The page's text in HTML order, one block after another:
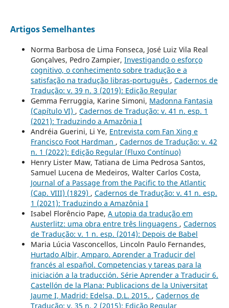
Artigos Semelhantes
Norma Barbosa de Lima Fonseca, José Luiz Vila Real
Gonçalves, Pedro Zampier, Investigando o esforço
cognitivo, o conhecimento sobre tradução e a
satisfação na tradução libras-português , Cadernos de
Tradução: v. 39 n. 3 (2019): Edição Regular
Gemma Ferruggia, Karine Simoni, Madonna Fantasia
(Capítulo VI) , Cadernos de Tradução: v. 41 n. esp. 1
(2021): Traduzindo a Amazônia I
Andréia Guerini, Li Ye, Entrevista com Fan Xing e
Francisco Foot Hardman , Cadernos de Tradução: v. 42
n. 1 (2022): Edição Regular (Fluxo Contínuo)
Henry Lister Maw, Tatiana de Lima Pedrosa Santos,
Samuel Lucena de Medeiros, Walter Carlos Costa,
Journal of a Passage from the Pacific to the Atlantic
(Cap. VIII) (1829) , Cadernos de Tradução: v. 41 n. esp.
1 (2021): Traduzindo a Amazônia I
Isabel Florêncio Pape, A utopia da tradução em
Austerlitz: uma obra entre três linguagens , Cadernos
de Tradução: v. 1 n. esp. (2014): Depois de Babel
Maria Lúcia Vasconcellos, Lincoln Paulo Fernandes,
Hurtado Albir, Amparo. Aprender a Traducir del
francés al español. Competencias y tareas para la
iniciación a la traducción. Série Aprender a Traducir 6.
Castellón de la Plana: Publicacions de la Universitat
Jaume I, Madrid: Edelsa, D.L. 2015. , Cadernos de
Tradução: v. 35 n. 2 (2015): Edição Regular